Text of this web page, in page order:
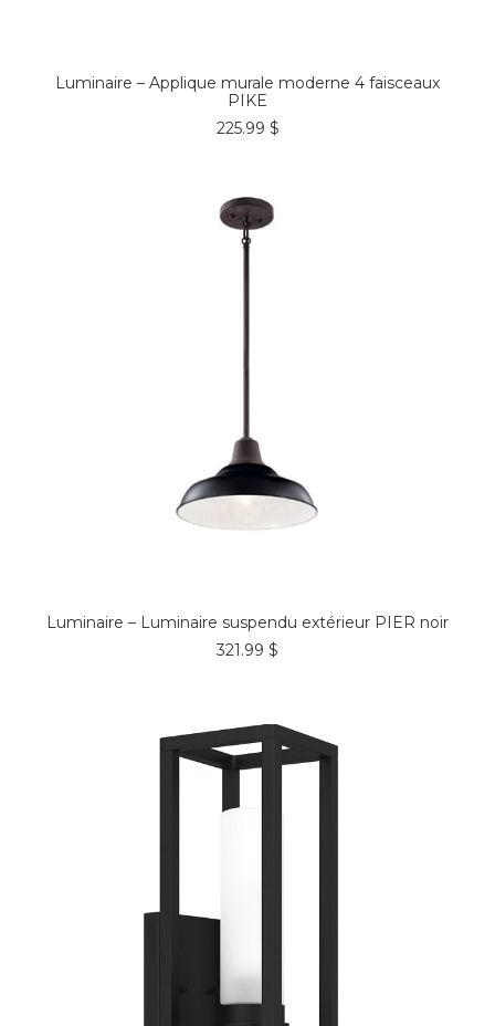
COMMANDER*
Luminaire – Applique murale moderne 4 faisceaux
PIKE
225.99 $
COMMANDER*
Luminaire – Luminaire suspendu extérieur PIER noir
321.99 $